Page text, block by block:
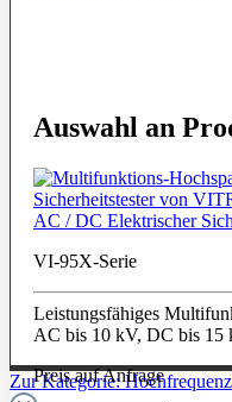
Zur Kategorie: Hochfrequenz
Auswahl an
AC / DC Elektrischer
VI-95X-Serie
Leistungsfähiges
AC bis 10 kV, DC bis 15
Preis auf Anfrage